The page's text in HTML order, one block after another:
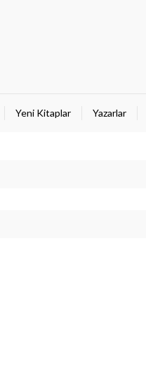
Yeni Kitaplar Yazarlar